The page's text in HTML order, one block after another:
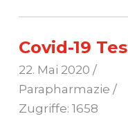
Covid-19
22. Mai 2020 /
Parapharmazie /
Zugriffe: 1658